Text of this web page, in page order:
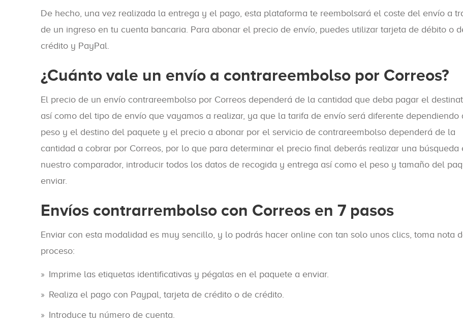
De hecho, una vez realizada la entrega y el pago, esta plataforma te reembolsará el coste del envío a
de un ingreso en tu cuenta bancaria. Para abonar el precio de envío, puedes utilizar tarjeta de débito o
crédito y PayPal.
¿Cuánto vale un envío a contrareembolso por Correos?
El precio de un envío contrareembolso por Correos dependerá de la cantidad que deba pagar el
así como del tipo de envío que vayamos a realizar, ya que la tarifa de envío será diferente dependiendo
peso y el destino del paquete y el precio a abonar por el servicio de contrareembolso dependerá de la
cantidad a cobrar por Correos, por lo que para determinar el precio final deberás realizar una búsqueda
nuestro comparador, introducir todos los datos de recogida y entrega así como el peso y tamaño del
enviar.
Envíos contrarrembolso con Correos en 7 pasos
Enviar con esta modalidad es muy sencillo, y lo podrás hacer online con tan solo unos clics, toma nota
proceso:
Imprime las etiquetas identificativas y pégalas en el paquete a enviar.
Realiza el pago con Paypal, tarjeta de crédito o de crédito.
Introduce tu número de cuenta.